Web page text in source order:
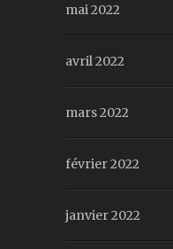
mai 2022
avril 2022
mars 2022
février 2022
janvier 2022